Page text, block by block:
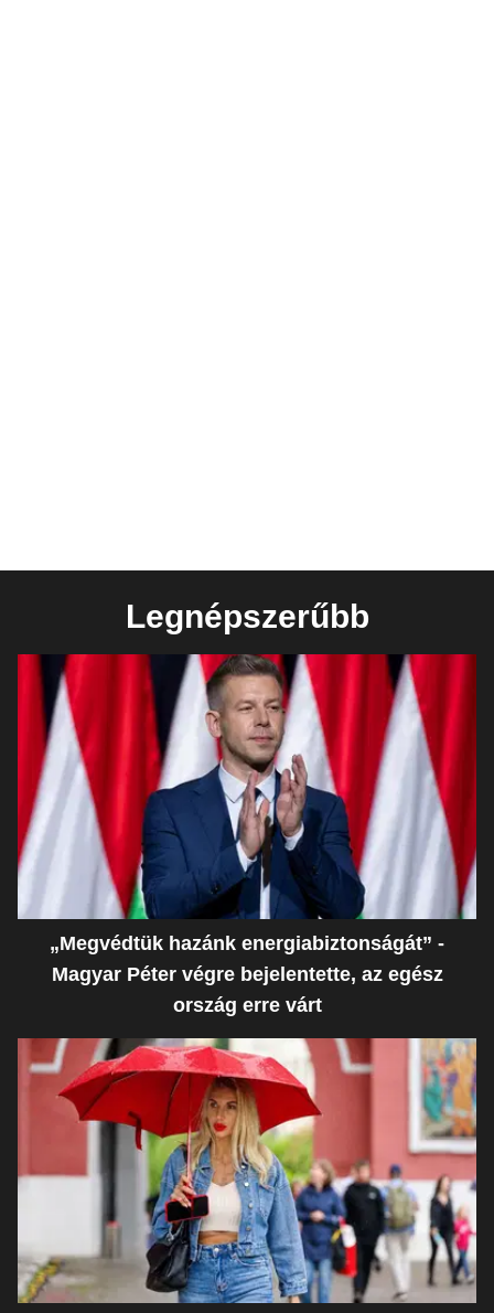
Legnépszerűbb
„Megvédtük hazánk energiabiztonságát” -
Magyar Péter végre bejelentette, az egész
ország erre várt